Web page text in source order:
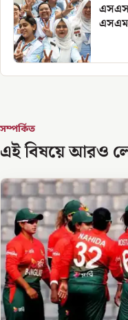
সম্পর্কিত
এই বিষয়ে আরও